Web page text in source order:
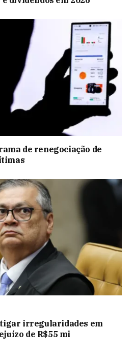
de renegociação de
irregularidades em
de R$55 mi